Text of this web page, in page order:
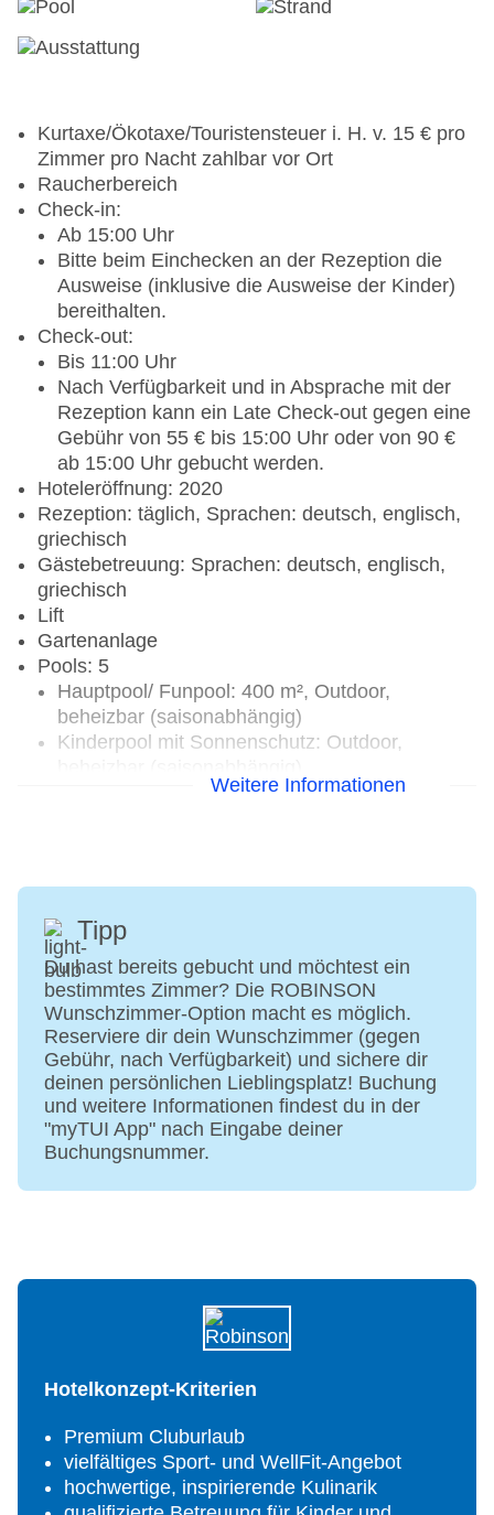
Kurtaxe/Ökotaxe/Touristensteuer i. H. v. 15 € pro
Zimmer pro Nacht zahlbar vor Ort
Raucherbereich
Check-in:
Ab 15:00 Uhr
Bitte beim Einchecken an der Rezeption die
Ausweise (inklusive die Ausweise der Kinder)
bereithalten.
Check-out:
Bis 11:00 Uhr
Nach Verfügbarkeit und in Absprache mit der
Rezeption kann ein Late Check-out gegen eine
Gebühr von 55 € bis 15:00 Uhr oder von 90 €
ab 15:00 Uhr gebucht werden.
Hoteleröffnung: 2020
Rezeption: täglich, Sprachen: deutsch, englisch,
griechisch
Gästebetreuung: Sprachen: deutsch, englisch,
griechisch
Lift
Gartenanlage
Pools: 5
Hauptpool/ Funpool: 400 m², Outdoor,
beheizbar (saisonabhängig)
Kinderpool mit Sonnenschutz: Outdoor,
Slidepool mit Wasserrutsche: Outdoor,
Outdoor Infinity Ruhepool im WellFit-Spa: ab
16 Jahren, nicht beheizt
Badetücher: ohne Gebühr
Liegen und Sonnenschirme am Pool und am
Strand ohne Gebühr
ROBIN Store
Arzt
NITE CLUB, Theater
Internet: WLAN/WiFi
Waschsalon: ohne Gebühr, Wäscheservice:
Parkmöglichkeiten: Parkplatz (nach
Konferenz Bereich: 2 Konferenzräume inklusive
Tagungsequipment (klimatisiert, mit Tageslicht)
Größe des Hotels/Anlage: 142.000 m²
Etagen: 2, Zimmer: 321
Landeskategorie: 5 Sterne
Weitere Informationen
Tipp
Du hast bereits gebucht und möchtest ein
bestimmtes Zimmer? Die ROBINSON
Wunschzimmer-Option macht es möglich.
Reserviere dir dein Wunschzimmer (gegen
Gebühr, nach Verfügbarkeit) und sichere dir
deinen persönlichen Lieblingsplatz! Buchung
und weitere Informationen findest du in der
"myTUI App" nach Eingabe deiner
Buchungsnummer.
Hotelkonzept-Kriterien
Premium Cluburlaub
vielfältiges Sport- und WellFit-Angebot
hochwertige, inspirierende Kulinarik